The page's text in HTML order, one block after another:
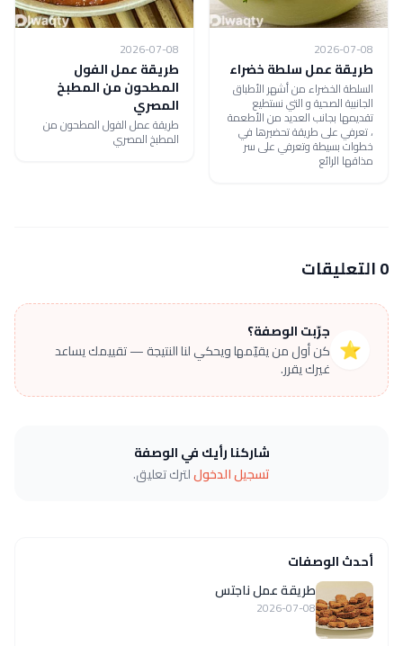
2026-07-08
طريقة عمل سلطة خضراء
السلطة الخضراء من أشهر الأطباق
الجانبية الصحية و التي نستطيع
تقديمها بجانب العديد من الأطعمة
، تعرفي على طريقة تحضيرها في
خطوات بسيطة وتعرفي على سر
مذاقها الرائع
2026-07-08
طريقة عمل الفول
المطحون من المطبخ
المصري
طريقة عمل الفول المطحون من
المطبخ المصري
0 التعليقات
⭐
جرّبت الوصفة؟
كن أول من يقيّمها ويحكي لنا النتيجة — تقييمك يساعد
غيرك يقرر.
شاركنا رأيك في الوصفة
تسجيل الدخوللترك تعليق.
أحدث الوصفات
طريقة عمل ناجتس
2026-07-08